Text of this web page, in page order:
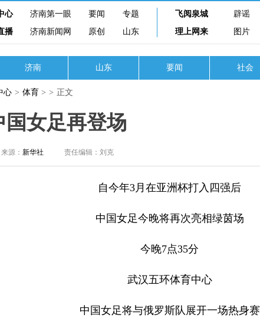
心 济南第一眼 要闻
专题
播
济南新闻网 原创 山东
飞阅泉城 辟谣
理上网来
图片
济南 山东 要闻 社会
心 > 体育 > > 正文
国女足再登场
源： 新华社 责任编辑：刘克
自今年3月在亚洲杯打入四强后
中国女足今晚将再次亮相绿茵场
今晚7点35分
武汉五环体育中心
中国女足将与俄罗斯队展开一场热身赛